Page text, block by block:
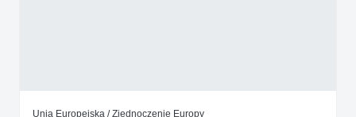
Unia Europejska / Zjednoczenie Europy